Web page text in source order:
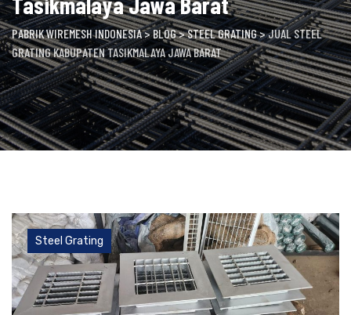
PABRIK WIREMESH INDONESIA>BLOG>STEEL GRATING>JUAL STEEL
GRATING KABUPATEN TASIKMALAYA JAWA BARAT
Steel Grating